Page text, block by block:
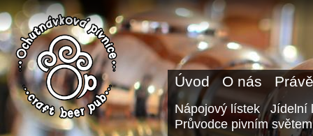
Úvod O nás
Nápojový lístek
Jídelní
Průvodce pivním světem